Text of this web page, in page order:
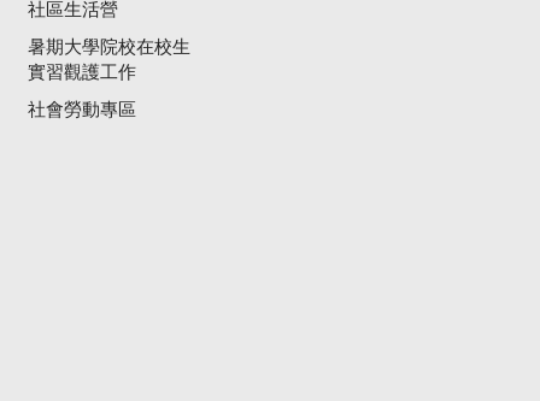
社區生活營
暑期大學院校在校生
實習觀護工作
社會勞動專區